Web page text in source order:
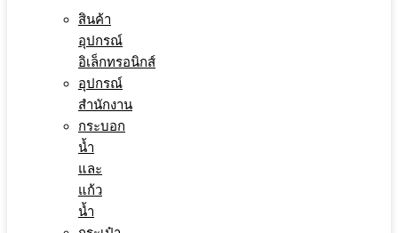
สินค้า
อุปกรณ์
อิเล็กทรอนิกส์
อุปกรณ์
สำนักงาน
กระบอก
น้ำ
และ
แก้ว
น้ำ